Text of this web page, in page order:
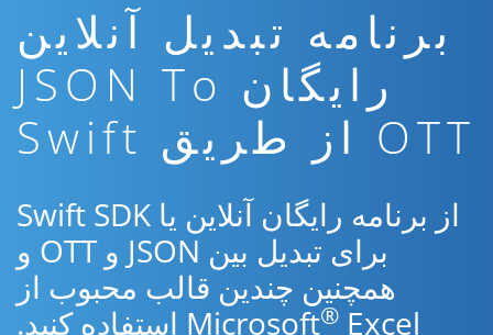
برنامه تبدیل آنلاین
رایگان JSON To
OTT از طریق Swift
از برنامه رایگان آنلاین یا Swift SDK
برای تبدیل بین JSON و OTT و
همچنین چندین قالب محبوب از
Microsoft® Excel استفاده کنید.